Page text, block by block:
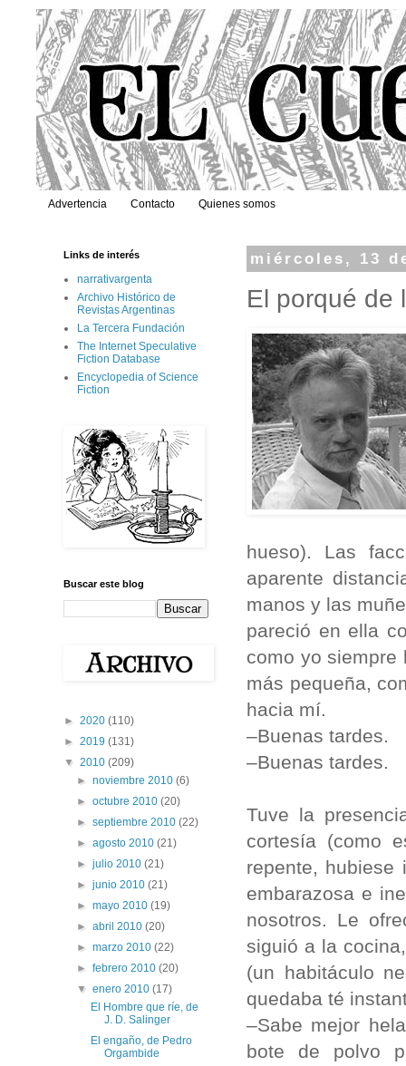
Advertencia Contacto Quienes somos
miércoles, 13
El porqué de
hueso). Las
aparente
manos y las
pareció en ella
como yo siempre
más pequeña,
hacia mí.
–Buenas tardes.
–Buenas tardes.
Tuve la
cortesía (como
repente,
embarazosa e
nosotros. Le
siguió a la
(un habitáculo
quedaba té
–Sabe mejor
bote de polvo
Links de interés
narrativargenta
Archivo Histórico de
Revistas Argentinas
La Tercera Fundación
The Internet Speculative
Fiction Database
Encyclopedia of Science
Fiction
Buscar este blog
► 2020 (110)
► 2019 (131)
▼ 2010 (209)
►noviembre 2010(6)
►octubre 2010(20)
►septiembre 2010(22)
►agosto 2010(21)
►julio 2010(21)
►junio 2010(21)
►mayo 2010(19)
►abril 2010(20)
►marzo 2010(22)
►febrero 2010(20)
▼enero 2010(17)
El Hombre que ríe, de
J. D. Salinger
El engaño, de Pedro
Orgambide